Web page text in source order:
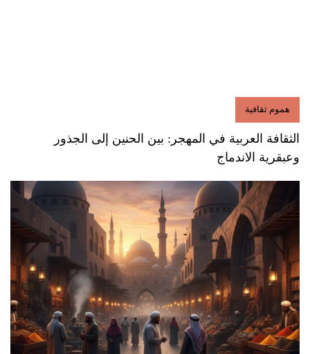
هموم ثقافية
الثقافة العربية في المهجر: بين الحنين إلى الجذور
وعبقرية الاندماج